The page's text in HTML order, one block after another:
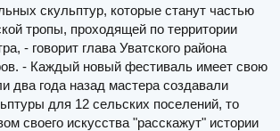
скульптур, которые станут частью
тропы, проходящей по территории
- говорит глава Уватского района
- Каждый новый фестиваль имеет свою
два года назад мастера создавали
для 12 сельских поселений, то
своего искусства "расскажут" истории